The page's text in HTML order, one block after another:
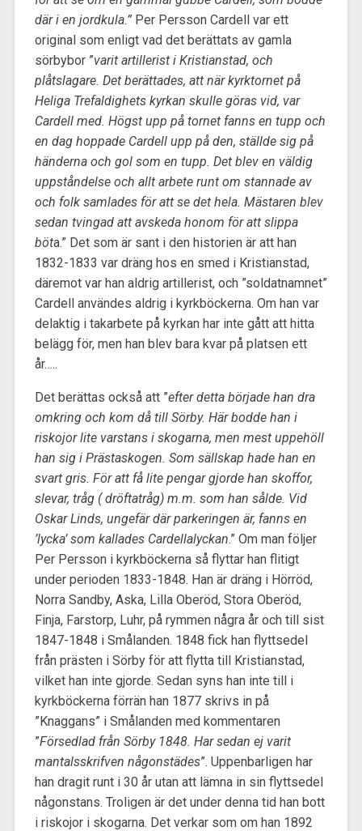
där i en jordkula.”Per Persson Cardell var ett
original som enligt vad det berättats av gamla
sörbybor ”varit artillerist i Kristianstad, och
plåtslagare. Det berättades, att när kyrktornet på
Heliga Trefaldighets kyrkan skulle göras vid, var
Cardell med. Högst upp på tornet fanns en tupp och
en dag hoppade Cardell upp på den, ställde sig på
händerna och gol som en tupp. Det blev en väldig
uppståndelse och allt arbete runt om stannade av
och folk samlades för att se det hela. Mästaren blev
sedan tvingad att avskeda honom för att slippa
böta.” Det som är sant i den historien är att han
1832-1833 var dräng hos en smed i Kristianstad,
däremot var han aldrig artillerist, och ”soldatnamnet”
Cardell användes aldrig i kyrkböckerna. Om han var
delaktig i takarbete på kyrkan har inte gått att hitta
belägg för, men han blev bara kvar på platsen ett
år…..
Det berättas också att ”efter detta började han dra
omkring och kom då till Sörby. Här bodde han i
riskojor lite varstans i skogarna, men mest uppehöll
han sig i Prästaskogen. Som sällskap hade han en
svart gris. För att få lite pengar gjorde han skoffor,
slevar, tråg ( dröftatråg) m.m. som han sålde. Vid
Oskar Linds, ungefär där parkeringen är, fanns en
’lycka’ som kallades Cardellalyckan.” Om man följer
Per Persson i kyrkböckerna så flyttar han flitigt
under perioden 1833-1848. Han är dräng i Hörröd,
Norra Sandby, Aska, Lilla Oberöd, Stora Oberöd,
Finja, Farstorp, Luhr, på rymmen några år och till sist
1847-1848 i Smålanden. 1848 fick han flyttsedel
från prästen i Sörby för att flytta till Kristianstad,
vilket han inte gjorde. Sedan syns han inte till i
kyrkböckerna förrän han 1877 skrivs in på
”Knaggans” i Smålanden med kommentaren
”Försedlad från Sörby 1848. Har sedan ej varit
mantalsskrifven någonstädes”. Uppenbarligen har
han dragit runt i 30 år utan att lämna in sin flyttsedel
någonstans. Troligen är det under denna tid han bott
i riskojor i skogarna. Det verkar som om han 1892